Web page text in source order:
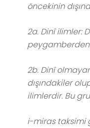
öncekinin
2a. Dinî ilimler:
peygamberden
2b. Dinî
dışındakiler
ilimlerdir. Bu
i-miras taksimi